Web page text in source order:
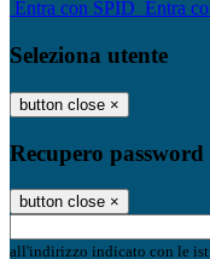
Entra con SPID Entra
Seleziona utente
button close ×
Recupero password
button close ×
all'indirizzo indicato con le